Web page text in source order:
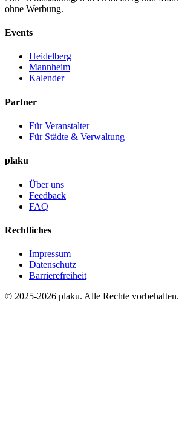
ohne Werbung.
Events
Heidelberg
Mannheim
Kalender
Partner
Für Veranstalter
Für Städte & Verwaltung
plaku
Über uns
Feedback
FAQ
Rechtliches
Impressum
Datenschutz
Barrierefreiheit
© 2025-2026 plaku. Alle Rechte vorbehalten.